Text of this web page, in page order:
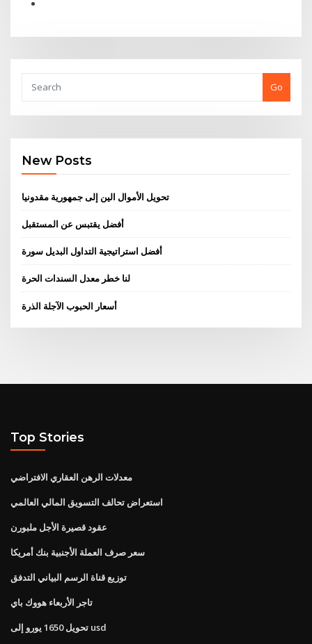
Go
New Posts
تحويل الأموال الين إلى جمهورية مقدونيا
أفضل يقتبس عن المستقبل
أفضل استراتيجية التداول البديل سورة
لنا خطر معدل السندات الحرة
أسعار الحبوب الآجلة الذرة
Top Stories
معدلات الرهن العقاري الافتراضي
استعراض تحالف التسويق المالي العالمي
عقود قصيرة الأجل ملبورن
سعر صرف العملة الأجنبية بنك أمريكا
توزيع قناة الرسم البياني التدفق
تاجر الأربعاء هووك باي
تحويل 1650 يورو إلى usd